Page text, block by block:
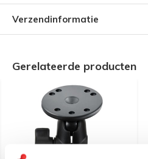
Verzendinformatie
Gerelateerde producten